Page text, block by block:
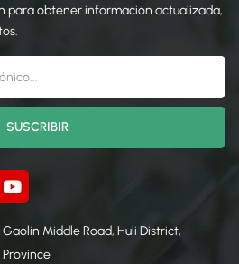
la
estabilidad y la alineación
varios materiales para
techos y proporciona una
base duradera y resistente
para obtener información actualizada,
Gaolin Middle Road, Huli District,